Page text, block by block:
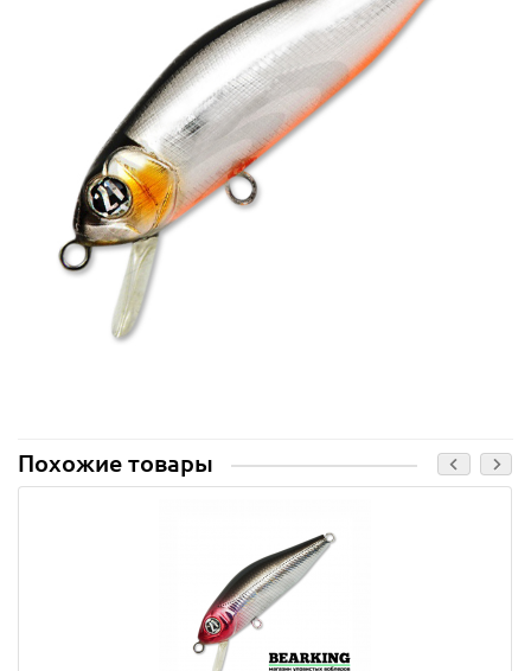
Похожие товары